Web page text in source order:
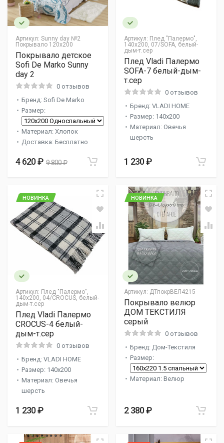
Артикул: Sunny day №2
Покрывало 120х200
Покрывало детское
Sofi De Marko Sunny
day 2
0 отзывов
Бренд: Sofi De Marko
Размер:
Материал: Хлопок
Доставка: Бесплатно
4 620 ₽ 9 800 ₽
Артикул: Плед "Палермо",
140х200, 07/SOFA, белый-
дым-т.сер
Плед Vladi Палермо
SOFA-7 белый-дым-
т.сер
0 отзывов
Бренд: VLADI HOME
Размер: 140x200
Материал: Овечья
шерсть
1 230 ₽
Артикул: Плед "Палермо",
140х200, 04/CROCUS, белый-
дым-т.сер
НОВИНКА
Плед Vladi Палермо
CROCUS-4 белый-
дым-т.сер
0 отзывов
Бренд: VLADI HOME
Размер: 140x200
Материал: Овечья
шерсть
1 230 ₽
Артикул: ДТпокрВЕЛ4215
НОВИНКА
Покрывало велюр
ДОМ ТЕКСТИЛЯ
серый
0 отзывов
Бренд: Дом-Текстиля
Размер:
Материал: Велюр
2 380 ₽